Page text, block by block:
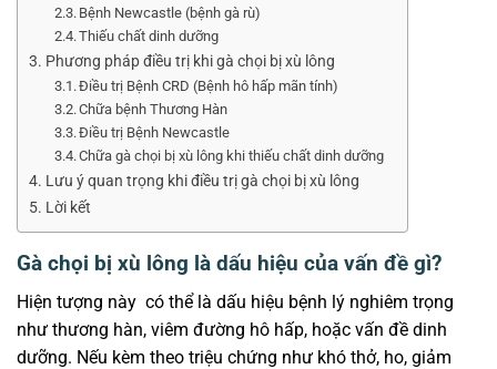
Bệnh Newcastle (bệnh gà rù)
Thiếu chất dinh dưỡng
Phương pháp điều trị khi gà chọi bị xù lông
Điều trị Bệnh CRD (Bệnh hô hấp mãn tính)
Chữa bệnh Thương Hàn
Điều trị Bệnh Newcastle
Chữa gà chọi bị xù lông khi thiếu chất dinh dưỡng
Lưu ý quan trọng khi điều trị gà chọi bị xù lông
Lời kết
Gà chọi bị xù lông là dấu hiệu của vấn đề gì?
Hiện tượng này có thể là dấu hiệu bệnh lý nghiêm trọng
như thương hàn, viêm đường hô hấp, hoặc vấn đề dinh
dưỡng. Nếu kèm theo triệu chứng như khó thở, ho, giảm